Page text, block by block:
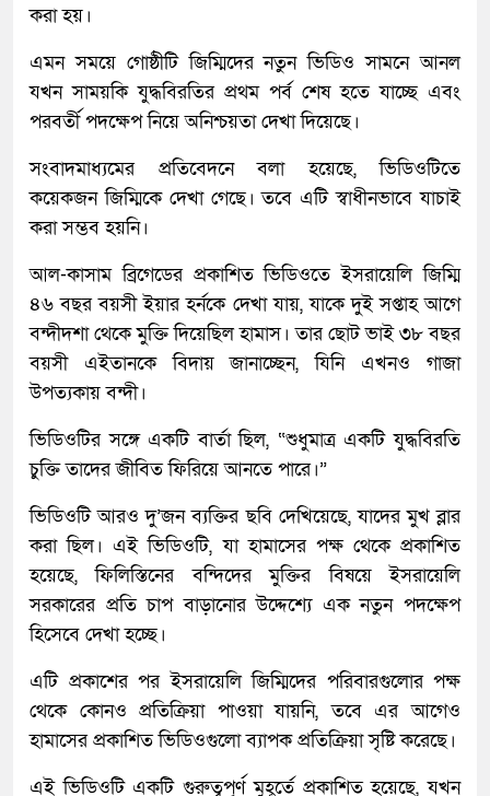
করা হয়।
এমন সময়ে গোষ্ঠীটি জিম্মিদের নতুন ভিডিও সামনে আনল
যখন সাময়কি যুদ্ধবিরতির প্রথম পর্ব শেষ হতে যাচ্ছে এবং
পরবর্তী পদক্ষেপ নিয়ে অনিশ্চয়তা দেখা দিয়েছে।
সংবাদমাধ্যমের প্রতিবেদনে বলা হয়েছে, ভিডিওটিতে
কয়েকজন জিম্মিকে দেখা গেছে। তবে এটি স্বাধীনভাবে যাচাই
করা সম্ভব হয়নি।
আল-কাসাম ব্রিগেডের প্রকাশিত ভিডিওতে ইসরায়েলি জিম্মি
৪৬ বছর বয়সী ইয়ার হর্নকে দেখা যায়, যাকে দুই সপ্তাহ আগে
বন্দীদশা থেকে মুক্তি দিয়েছিল হামাস। তার ছোট ভাই ৩৮ বছর
বয়সী এইতানকে বিদায় জানাচ্ছেন, যিনি এখনও গাজা
উপত্যকায় বন্দী।
ভিডিওটির সঙ্গে একটি বার্তা ছিল, “শুধুমাত্র একটি যুদ্ধবিরতি
চুক্তি তাদের জীবিত ফিরিয়ে আনতে পারে।”
ভিডিওটি আরও দু’জন ব্যক্তির ছবি দেখিয়েছে, যাদের মুখ ব্লার
করা ছিল। এই ভিডিওটি, যা হামাসের পক্ষ থেকে প্রকাশিত
হয়েছে, ফিলিস্তিনের বন্দিদের মুক্তির বিষয়ে ইসরায়েলি
সরকারের প্রতি চাপ বাড়ানোর উদ্দেশ্যে এক নতুন পদক্ষেপ
হিসেবে দেখা হচ্ছে।
এটি প্রকাশের পর ইসরায়েলি জিম্মিদের পরিবারগুলোর পক্ষ
থেকে কোনও প্রতিক্রিয়া পাওয়া যায়নি, তবে এর আগেও
হামাসের প্রকাশিত ভিডিওগুলো ব্যাপক প্রতিক্রিয়া সৃষ্টি করেছে।
এই ভিডিওটি একটি গুরুত্বপূর্ণ মুহূর্তে প্রকাশিত হয়েছে, যখন